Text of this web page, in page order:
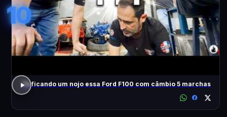
10
Tá ficando um nojo essa Ford F100 com câmbio 5 marchas